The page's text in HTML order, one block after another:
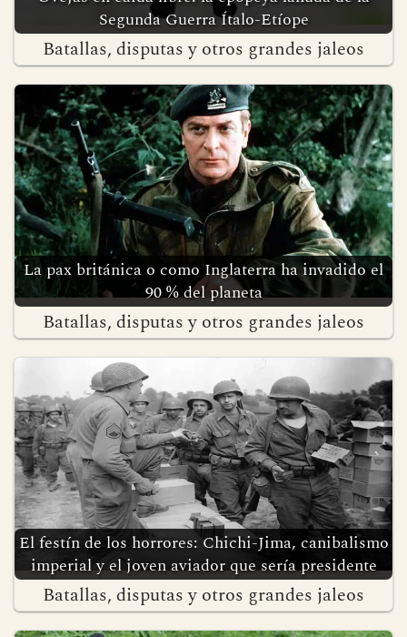
Segunda Guerra Ítalo-Etíope
Batallas, disputas y otros grandes jaleos
La pax británica o como Inglaterra ha invadido el
90 % del planeta
Batallas, disputas y otros grandes jaleos
El festín de los horrores: Chichi-Jima, canibalismo
imperial y el joven aviador que sería presidente
Batallas, disputas y otros grandes jaleos